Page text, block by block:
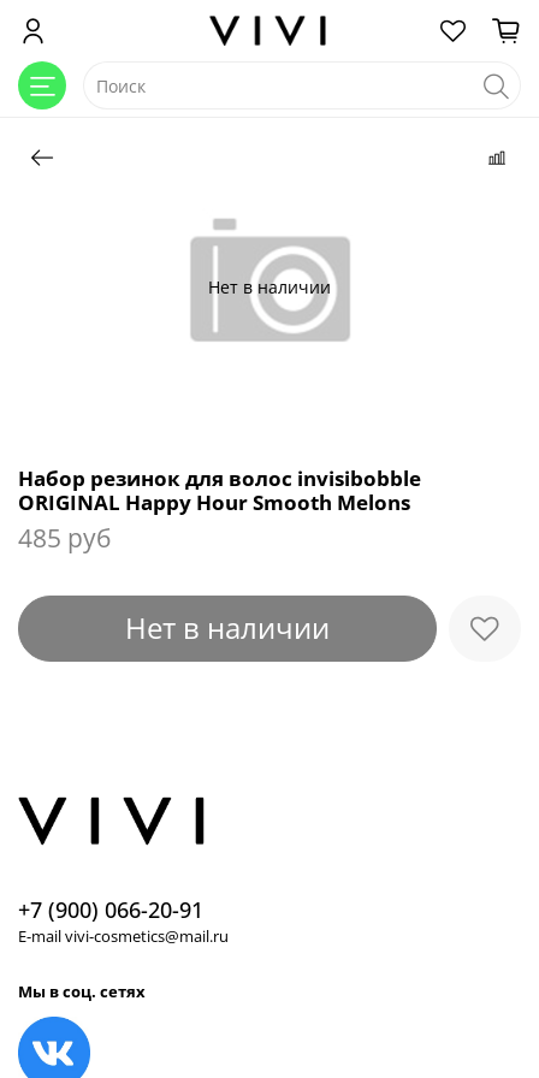
Нет в наличии
Набор резинок для волос invisibobble
ORIGINAL Happy Hour Smooth Melons
485 руб
Нет в наличии
+7 (900) 066-20-91
E-mail vivi-cosmetics@mail.ru
Мы в соц. сетях